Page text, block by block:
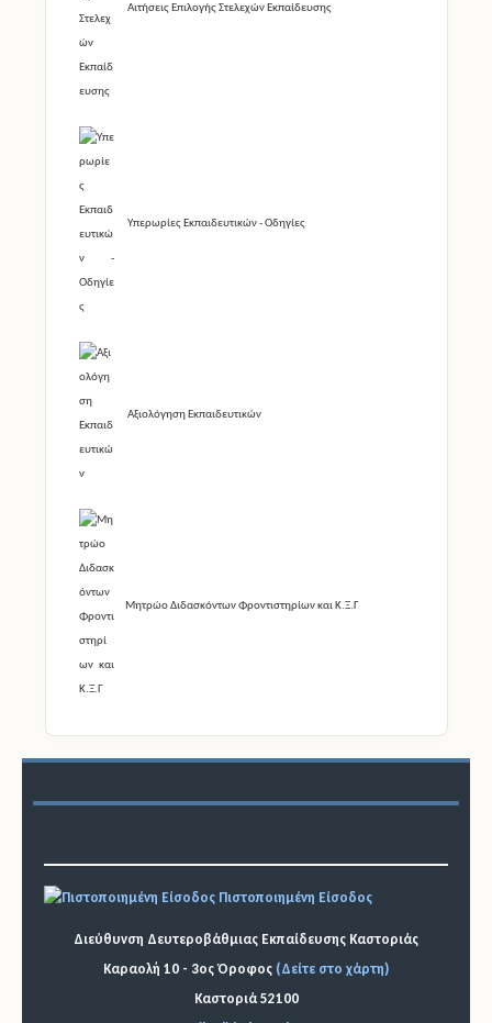
Αιτήσεις Επιλογής Στελεχών Εκπαίδευσης
Υπερωρίες Εκπαιδευτικών - Οδηγίες
Αξιολόγηση Εκπαιδευτικών
Μητρώο Διδασκόντων Φροντιστηρίων και Κ.Ξ.Γ
Πιστοποιημένη Είσοδος
Διεύθυνση Δευτεροβάθμιας Εκπαίδευσης Καστοριάς
Καραολή 10 - 3ος Όροφος (Δείτε στο χάρτη)
Καστοριά 52100